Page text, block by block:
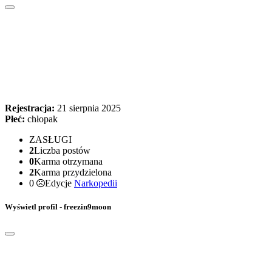
Rejestracja: 21 sierpnia 2025
Płeć: chłopak
ZASŁUGI
2Liczba postów
0Karma otrzymana
2Karma przydzielona
0
Edycje Narkopedii
Wyświetl profil - freezin9moon